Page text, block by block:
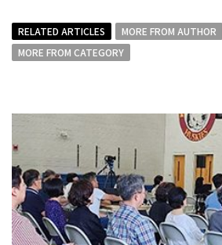
RELATED ARTICLES
MORE FROM AUTHOR
MORE FROM CATEGORY